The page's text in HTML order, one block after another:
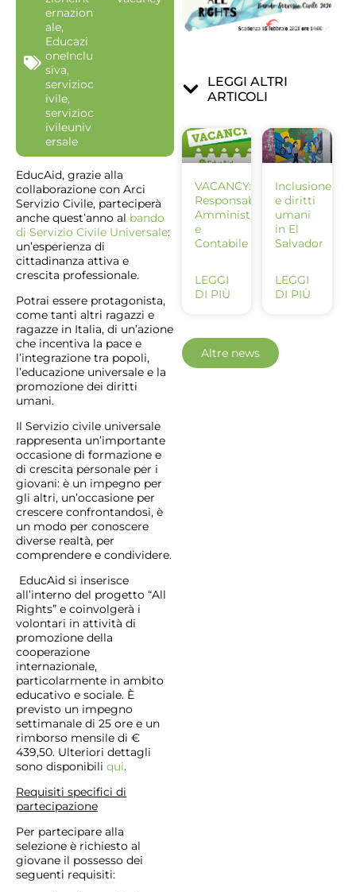
ernazion
ale,
Educazi
oneInclu
siva,
servizioc
ivile,
servizioc
ivileuniv
ersale
EducAid, grazie alla
collaborazione con Arci
Servizio Civile, parteciperà
anche quest’anno al bando
di Servizio Civile Universale:
un’esperienza di
cittadinanza attiva e
crescita professionale.
Potrai essere protagonista,
come tanti altri ragazzi e
ragazze in Italia, di un’azione
che incentiva la pace e
l’integrazione tra popoli,
l’educazione universale e la
promozione dei diritti
umani.
Il Servizio civile universale
rappresenta un’importante
occasione di formazione e
di crescita personale per i
giovani: è un impegno per
gli altri, un’occasione per
crescere confrontandosi, è
un modo per conoscere
diverse realtà, per
comprendere e condividere.
EducAid si inserisce
all’interno del progetto “All
Rights” e coinvolgerà i
volontari in attività di
promozione della
cooperazione
internazionale,
particolarmente in ambito
educativo e sociale. È
previsto un impegno
settimanale di 25 ore e un
rimborso mensile di €
439,50. Ulteriori dettagli
sono disponibili qui.
Requisiti specifici di
partecipazione
Per partecipare alla
selezione è richiesto al
giovane il possesso dei
seguenti requisiti:
LEGGI ALTRI
ARTICOLI
VACANCY:
Responsabile
Amministrativo
e
Contabile
LEGGI
DI PIÙ
Inclusione
e diritti
umani
in El
Salvador
LEGGI
DI PIÙ
Altre news